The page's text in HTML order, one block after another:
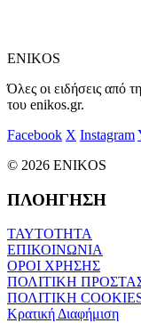
ENIKOS
Όλες οι ειδήσεις από
του enikos.gr.
Facebook X Instagram
© 2026 ENIKOS
ΠΛΟΗΓΗΣΗ
ΤΑΥΤΟΤΗΤΑ
ΕΠΙΚΟΙΝΩΝΙΑ
ΟΡΟΙ ΧΡΗΣΗΣ
ΠΟΛΙΤΙΚΗ
ΠΟΛΙΤΙΚΗ
Κρατική Διαφήμιση